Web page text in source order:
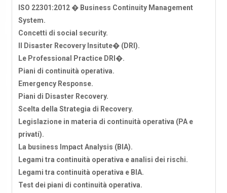
ISO 22301:2012 � Business Continuity Management
System.
Concetti di social security.
Il Disaster Recovery Insitute� (DRI).
Le Professional Practice DRI�.
Piani di continuità operativa.
Emergency Response.
Piani di Disaster Recovery.
Scelta della Strategia di Recovery.
Legislazione in materia di continuità operativa (PA e
privati).
La business Impact Analysis (BIA).
Legami tra continuità operativa e analisi dei rischi.
Legami tra continuità operativa e BIA.
Test dei piani di continuità operativa.